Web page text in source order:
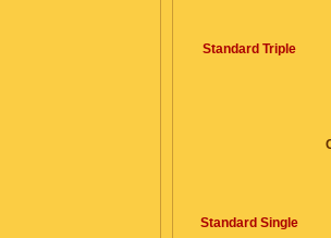
Standard Triple
Standard Single